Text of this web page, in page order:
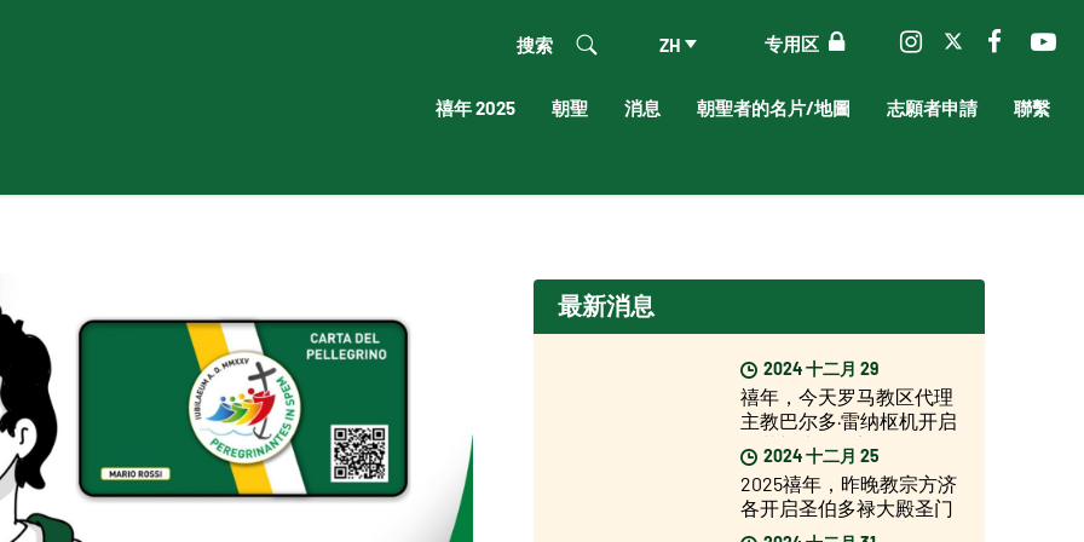
专用区
ZH
搜索
禧年 2025 朝聖 消息 朝聖者的名片/地圖 志願者申請 聯繫
最新消息
2024 十二月 29
禧年，今天罗马教区代理
主教巴尔多·雷纳枢机开启
圣若望大殿圣门
2024 十二月 25
2025禧年，昨晚教宗方济
各开启圣伯多禄大殿圣门